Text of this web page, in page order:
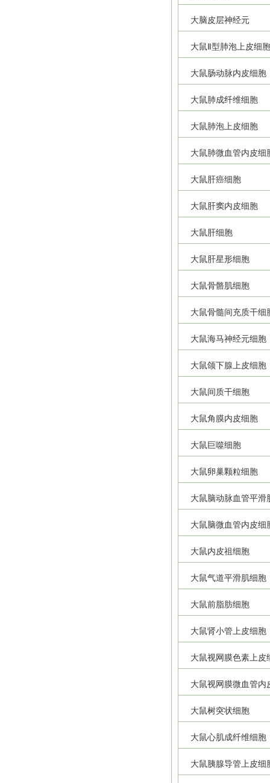
大脑皮层神经元
大鼠Ⅱ型肺泡上皮细胞
大鼠肠动脉内皮细胞
大鼠肺成纤维细胞
大鼠肺泡上皮细胞
大鼠肺微血管内皮细
大鼠肝癌细胞
大鼠肝窦内皮细胞
大鼠肝细胞
大鼠肝星形细胞
大鼠骨骼肌细胞
大鼠骨髓间充质干细
大鼠海马神经元细胞
大鼠颌下腺上皮细胞
大鼠间质干细胞
大鼠角膜内皮细胞
大鼠巨噬细胞
大鼠卵巢颗粒细胞
大鼠脑动脉血管平滑
大鼠脑微血管内皮细
大鼠内皮祖细胞
大鼠气道平滑肌细胞
大鼠前脂肪细胞
大鼠肾小管上皮细胞
大鼠视网膜色素上皮
大鼠视网膜微血管内
大鼠树突状细胞
大鼠心肌成纤维细胞
大鼠胰腺导管上皮细